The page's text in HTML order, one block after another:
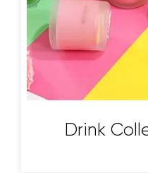
Drink